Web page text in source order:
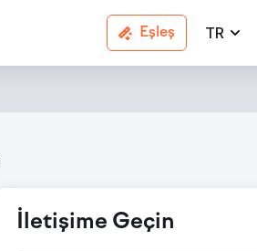
Eşleş TR
İletişime Geçin